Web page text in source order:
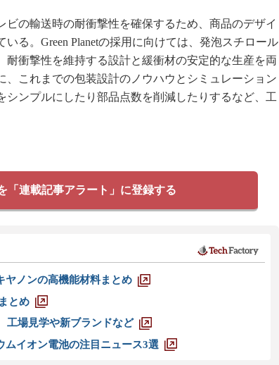
の輸送時の耐衝撃性を確保するため、商品のデザイ
る。Green Planetの採用に向けては、発泡スチロール
耐衝撃性を維持する設計と緩衝材の安定的な生産を両
、これまでの包装設計のノウハウとシミュレーション
シンプルにしたり部品点数を削減したりするなど、工
「連載記事アラート」に登録する
ヤノンの高機能材料まとめ
とめ
場見学や新ブランドなど
ムイオン電池の注目ニュース3選